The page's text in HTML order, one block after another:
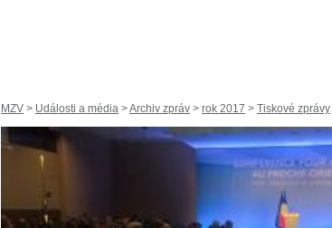
MZV > Události a média >Archiv zpráv > rok 2017 > Tiskové zprávy